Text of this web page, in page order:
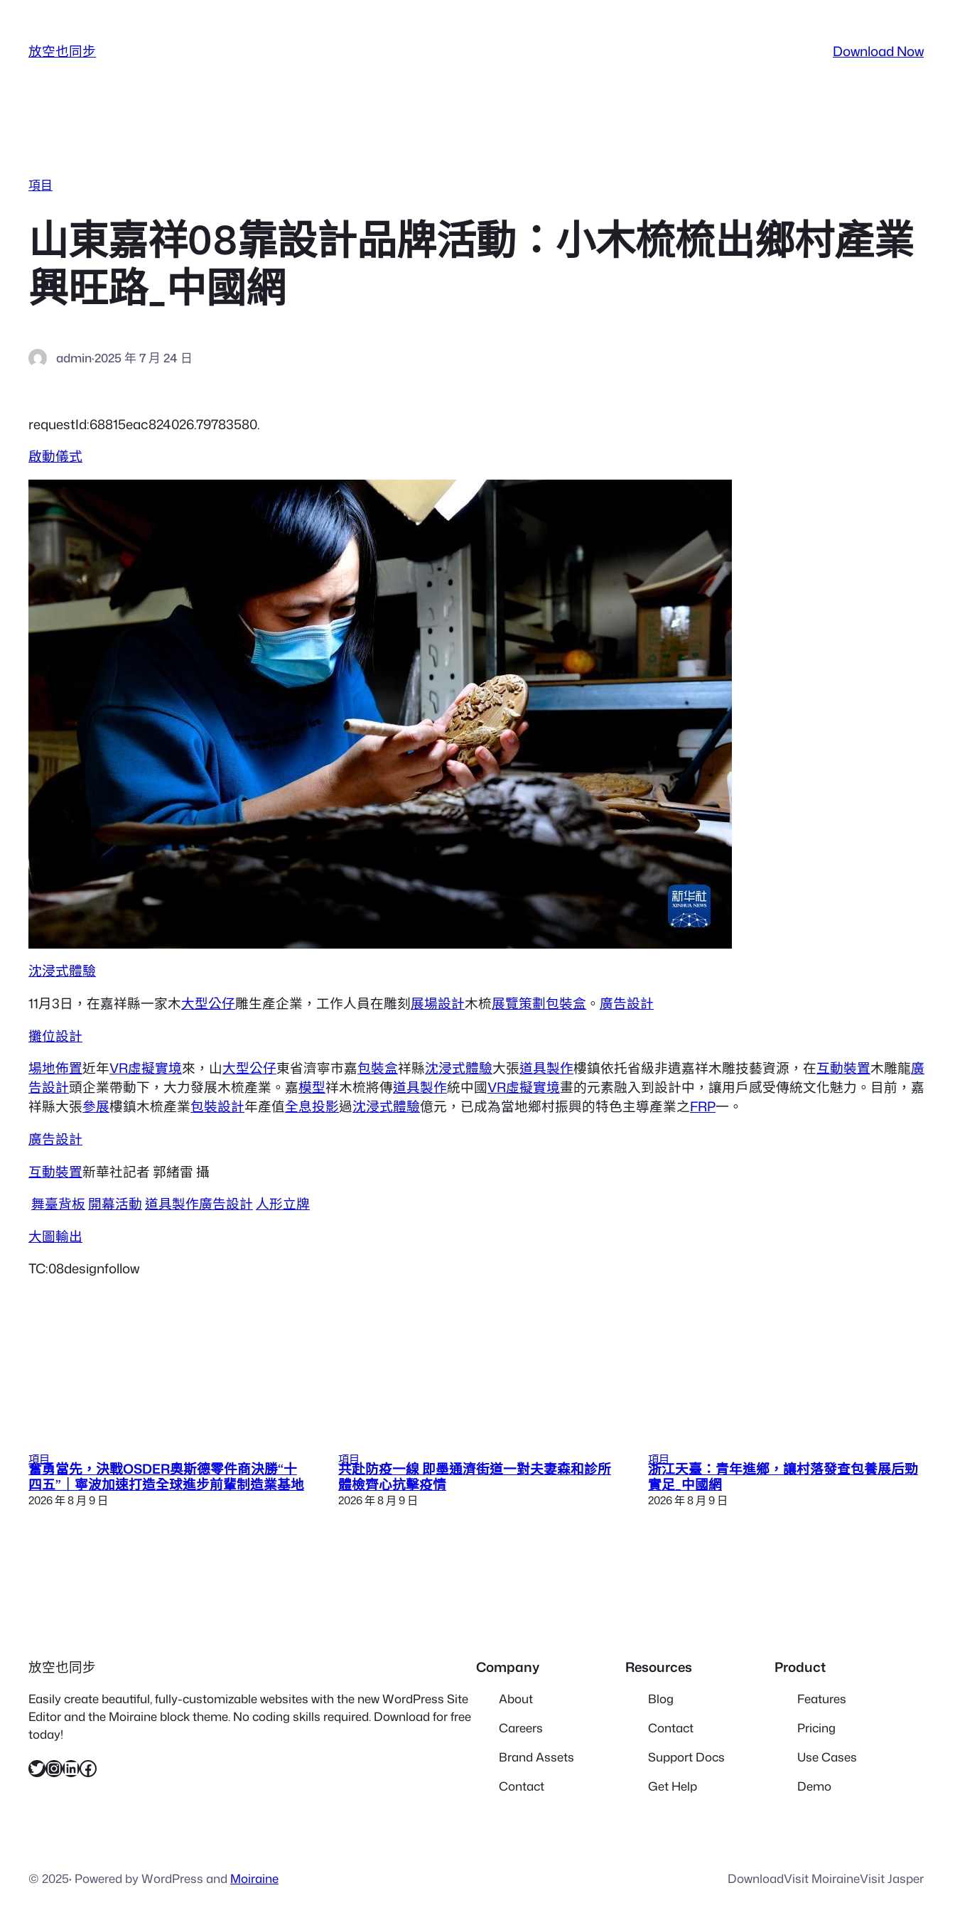
放空也同步 Download Now
項目
山東嘉祥08靠設計品牌活動：小木梳梳出鄉村產業
興旺路_中國網
admin·2025 年 7 月 24 日
requestId:68815eac824026.79783580.
啟動儀式
沈浸式體驗
11月3日，在嘉祥縣一家木大型公仔雕生產企業，工作人員在雕刻展場設計木梳展覽策劃包裝盒 。 廣告設計
攤位設計
場地佈置近年VR虛擬實境來，山大型公仔東省濟寧市嘉包裝盒祥縣沈浸式體驗大張道具製作樓鎮依托省級非遺嘉祥木雕技藝資源，在互動裝置木雕龍廣
告設計頭企業帶動下，大力發展木梳產業。嘉模型祥木梳將傳道具製作統中國VR虛擬實境畫的元素融入到設計中，讓用戶感受傳統文化魅力。目前，嘉
祥縣大張參展樓鎮木梳產業包裝設計年產值全息投影過沈浸式體驗億元，已成為當地鄉村振興的特色主導產業之FRP一。
廣告設計
互動裝置新華社記者 郭緒雷 攝
舞臺背板 開幕活動道具製作廣告設計 人形立牌
大圖輸出
TC:08designfollow
項目
奮勇當先，決戰OSDER奧斯德零件商決勝“十
四五”｜寧波加速打造全球進步前輩制造業基地
2026 年 8 月 9 日
項目
共赴防疫一線 即墨通濟街道一對夫妻森和診所
體檢齊心抗擊疫情
2026 年 8 月 9 日
項目
浙江天臺：青年進鄉，讓村落發查包養展后勁
實足_中國網
2026 年 8 月 9 日
放空也同步
Easily create beautiful, fully-customizable websites with the new WordPress Site
Editor and the Moiraine block theme. No coding skills required. Download for free
today!
X InstagramLinkedIn Facebook
Company
About
Careers
Brand Assets
Contact
Resources
Blog
Contact
Support Docs
Get Help
Product
Features
Pricing
Use Cases
Demo
© 2025· Powered by WordPress and Moiraine DownloadVisit MoiraineVisit Jasper